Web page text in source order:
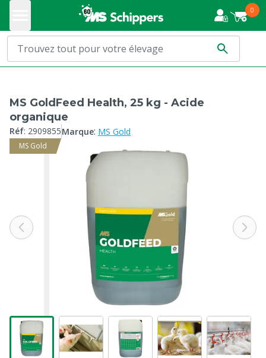
0
MS GoldFeed Health, 25 kg - Acide
organique
Réf: 2909855Marque: MS Gold
MS Gold